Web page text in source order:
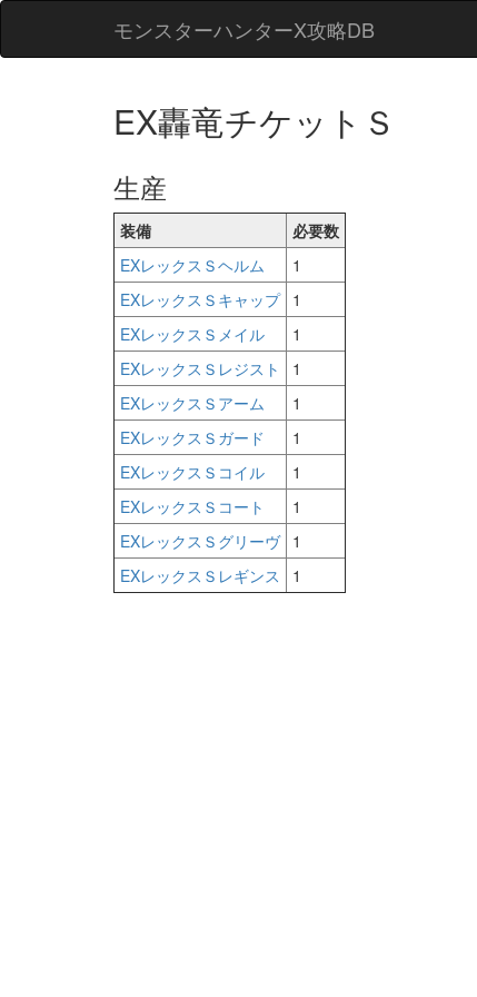
モンスターハンターX攻略DB
EX轟竜チケットＳ
生産
装備
必要数
EXレックスＳヘルム
1
EXレックスＳキャップ 1
EXレックスＳメイル
1
EXレックスＳレジスト
1
EXレックスＳアーム
1
EXレックスＳガード
1
EXレックスＳコイル
1
EXレックスＳコート
1
EXレックスＳグリーヴ 1
EXレックスＳレギンス
1